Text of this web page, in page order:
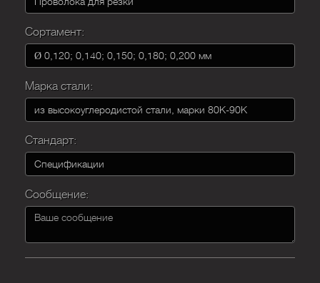
Сортамент:
Марка стали:
Стандарт:
Сообщение: